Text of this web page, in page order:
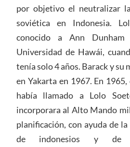
por objetivo el neutralizar
soviética en Indonesia.
conocido a Ann
Universidad de Hawái,
tenía solo 4 años. Barack y su
en Yakarta en 1967. En
había llamado a Lolo
incorporara al Alto Mando
planificación, con ayuda de
de indonesios y de